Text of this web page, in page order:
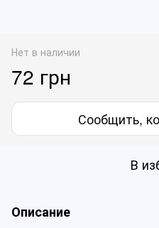
Нет в наличии
72 грн
Сообщить,
В
Описание